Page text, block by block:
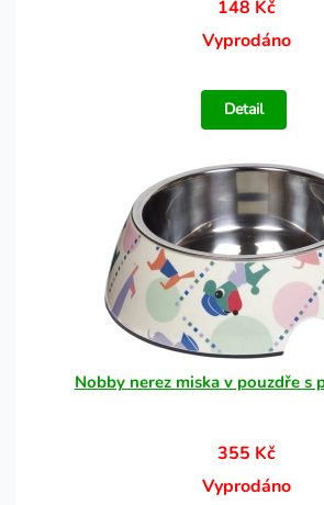
148 Kč
Vyprodáno
Detail
Nobby nerez miska v pouzdře s
355 Kč
Vyprodáno